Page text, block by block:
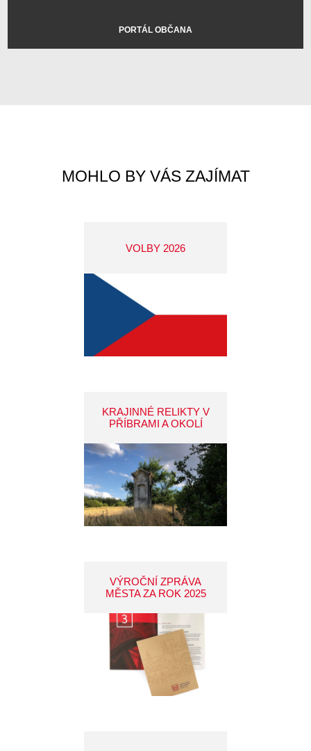
PORTÁL OBČANA
MOHLO BY VÁS ZAJÍMAT
VOLBY 2026
KRAJINNÉ RELIKTY V
PŘÍBRAMI A OKOLÍ
VÝROČNÍ ZPRÁVA
MĚSTA ZA ROK 2025